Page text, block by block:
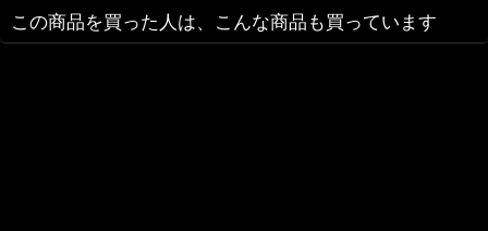
この商品を買った人は、こんな商品も買っています